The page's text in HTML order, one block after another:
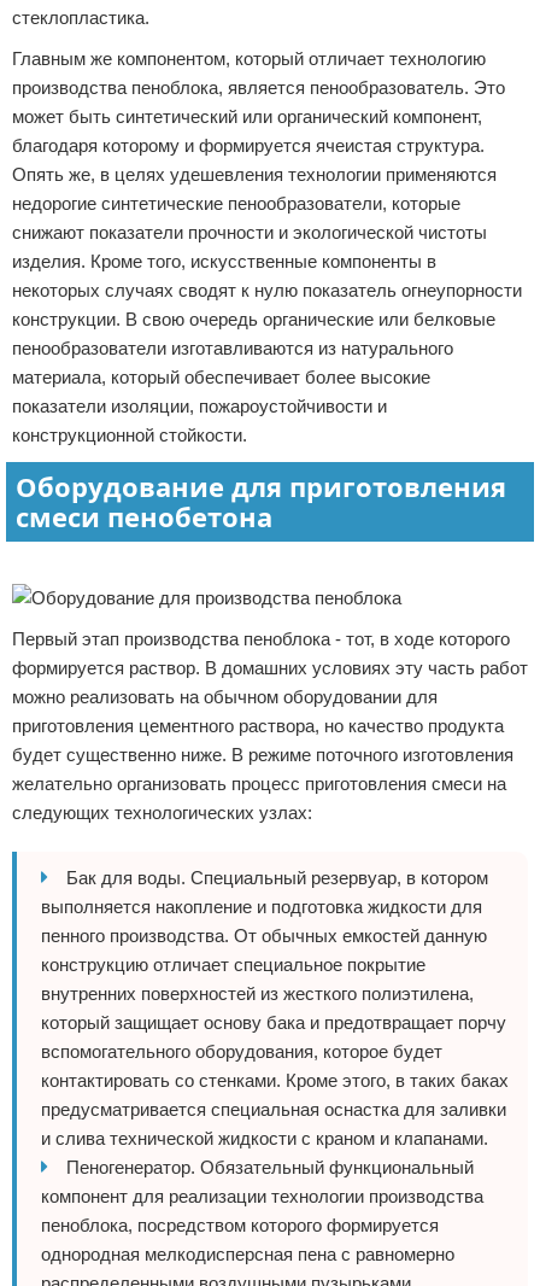
стеклопластика.
Главным же компонентом, который отличает технологию
производства пеноблока, является пенообразователь. Это
может быть синтетический или органический компонент,
благодаря которому и формируется ячеистая структура.
Опять же, в целях удешевления технологии применяются
недорогие синтетические пенообразователи, которые
снижают показатели прочности и экологической чистоты
изделия. Кроме того, искусственные компоненты в
некоторых случаях сводят к нулю показатель огнеупорности
конструкции. В свою очередь органические или белковые
пенообразователи изготавливаются из натурального
материала, который обеспечивает более высокие
показатели изоляции, пожароустойчивости и
конструкционной стойкости.
Оборудование для приготовления
смеси пенобетона
Первый этап производства пеноблока - тот, в ходе которого
формируется раствор. В домашних условиях эту часть работ
можно реализовать на обычном оборудовании для
приготовления цементного раствора, но качество продукта
будет существенно ниже. В режиме поточного изготовления
желательно организовать процесс приготовления смеси на
следующих технологических узлах:
Бак для воды. Специальный резервуар, в котором
выполняется накопление и подготовка жидкости для
пенного производства. От обычных емкостей данную
конструкцию отличает специальное покрытие
внутренних поверхностей из жесткого полиэтилена,
который защищает основу бака и предотвращает порчу
вспомогательного оборудования, которое будет
контактировать со стенками. Кроме этого, в таких баках
предусматривается специальная оснастка для заливки
и слива технической жидкости с краном и клапанами.
Пеногенератор. Обязательный функциональный
компонент для реализации технологии производства
пеноблока, посредством которого формируется
однородная мелкодисперсная пена с равномерно